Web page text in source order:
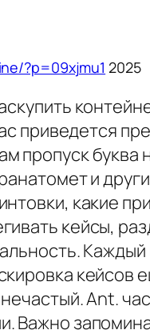
?p=09xjmu1 2025
приведется
пропуск
и
какие
кейсы,
Ant.
Важно